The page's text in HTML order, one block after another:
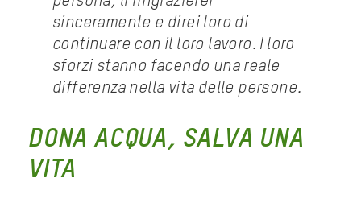
sinceramente e direi loro di
continuare con il loro lavoro. I loro
sforzi stanno facendo una reale
differenza nella vita delle persone.
DONA ACQUA, SALVA UNA
VITA